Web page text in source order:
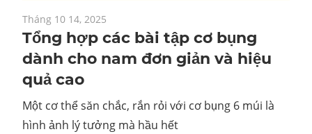
Tháng 10 14, 2025
Tổng hợp các bài tập cơ bụng
dành cho nam đơn giản và hiệu
quả cao
Một cơ thể săn chắc, rắn rỏi với cơ bụng 6 múi là
hình ảnh lý tưởng mà hầu hết